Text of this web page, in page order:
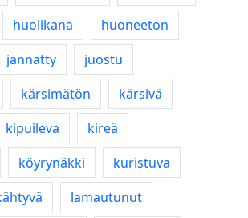
huolikana
huoneeton
jännätty
juostu
kärsimätön
kärsivä
kipuileva
kireä
köyrynäkki
kuristuva
lamautunut